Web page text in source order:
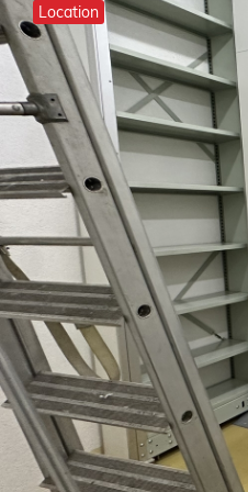
Location